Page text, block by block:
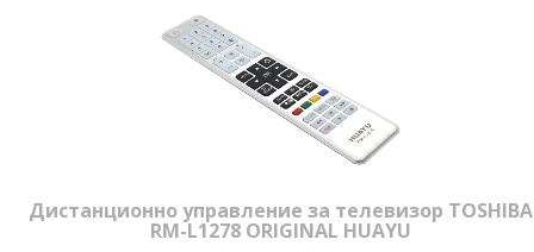
Дистанционно управление за телевизор TOSHIBA
RM-L1278 ORIGINAL HUAYU